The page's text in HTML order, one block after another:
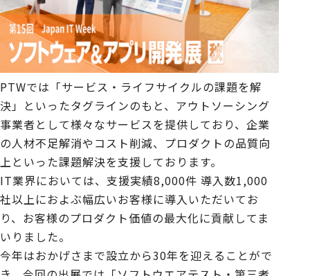
PTWでは「サービス・ライフサイクルの課題を解
決」といったタグラインのもと、アウトソーシング
事業者として様々なサービスを提供しており、企業
の人材不足解消やコスト削減、プロダクトの品質向
上といった課題解決を支援しております。
IT業界においては、支援実績8,000件 導入数1,000
社以上におよぶ幅広いお客様に導入いただいてお
り、お客様のプロダクト価値の最大化に貢献してま
いりました。
今年はおかげさまで設立から30年を迎えることがで